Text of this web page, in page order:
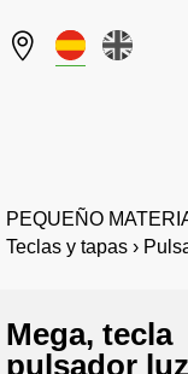

PEQUEÑO
Teclas y tapas ›
Mega, tecla
pulsador